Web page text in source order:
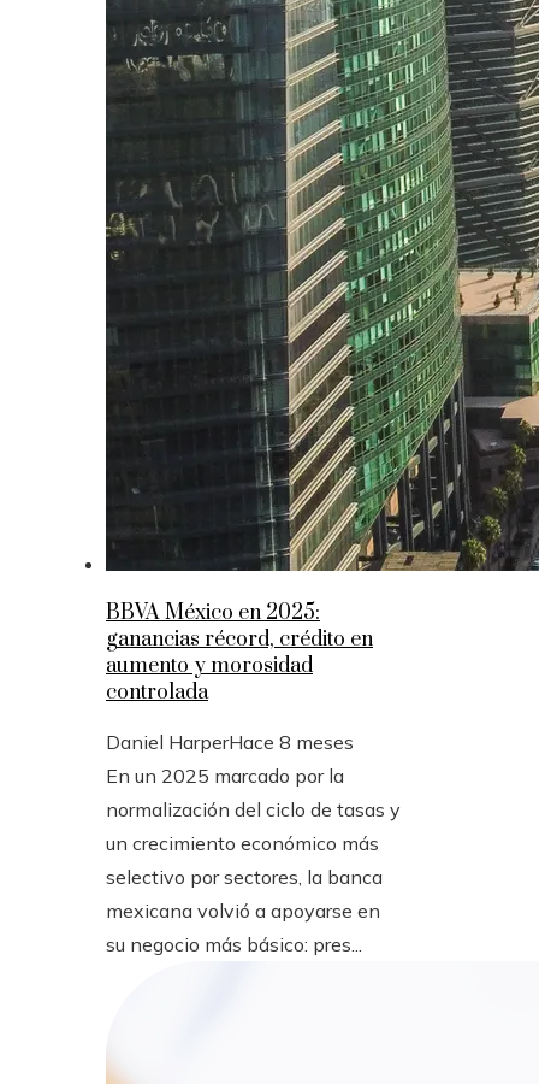
BBVA México en 2025:
ganancias récord, crédito en
aumento y morosidad
controlada
Daniel HarperHace 8 meses
En un 2025 marcado por la
normalización del ciclo de tasas y
un crecimiento económico más
selectivo por sectores, la banca
mexicana volvió a apoyarse en
su negocio más básico: pres...